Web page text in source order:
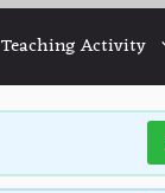
Teaching Activity